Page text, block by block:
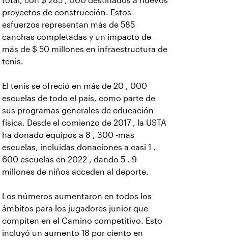
proyectos de construcción. Estos
esfuerzos representan más de 585
canchas completadas y un impacto de
más de $ 50 millones en infraestructura de
tenis.
El tenis se ofreció en más de 20 , 000
escuelas de todo el país, como parte de
sus programas generales de educación
física. Desde el comienzo de 2017 , la USTA
ha donado equipos a 8 , 300 -más
escuelas, incluidas donaciones a casi 1 ,
600 escuelas en 2022 , dando 5 . 9
millones de niños acceden al deporte.
Los números aumentaron en todos los
ámbitos para los jugadores junior que
compiten en el Camino competitivo. Esto
incluyó un aumento 18 por ciento en